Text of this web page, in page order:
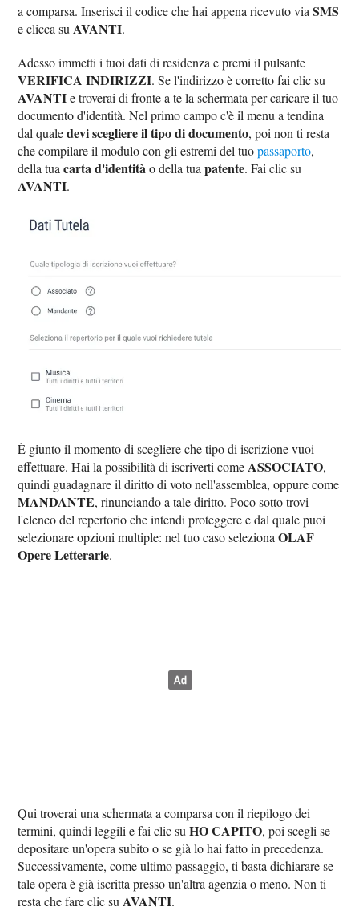
a comparsa. Inserisci il codice che hai appena ricevuto viaSMS
e clicca suAVANTI.
Adesso immetti i tuoi dati di residenza e premi il pulsante
VERIFICA INDIRIZZI. Se l'indirizzo è corretto fai clic su
AVANTIe troverai di fronte a te la schermata per caricare il tuo
documento d'identità. Nel primo campo c'è il menu a tendina
dal qualedevi scegliere il tipo di documento, poi non ti resta
che compilare il modulo con gli estremi del tuopassaporto,
della tuacarta d'identitào della tuapatente. Fai clic su
AVANTI.
È giunto il momento di scegliere che tipo di iscrizione vuoi
effettuare. Hai la possibilità di iscriverti come ASSOCIATO,
quindi guadagnare il diritto di voto nell'assemblea, oppure come
MANDANTE, rinunciando a tale diritto. Poco sotto trovi
l'elenco del repertorio che intendi proteggere e dal quale puoi
selezionare opzioni multiple: nel tuo caso selezionaOLAF
Opere Letterarie.
Qui troverai una schermata a comparsa con il riepilogo dei
termini, quindi leggili e fai clic suHO CAPITO, poi scegli se
depositare un'opera subito o se già lo hai fatto in precedenza.
Successivamente, come ultimo passaggio, ti basta dichiarare se
tale opera è già iscritta presso un'altra agenzia o meno. Non ti
resta che fare clic su AVANTI.